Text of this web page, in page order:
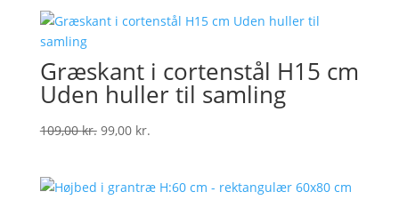
Græskant i cortenstål H15 cm
Uden huller til samling
109,00kr. Original
109,00 kr..
99,00 kr.Current
99,00 kr..